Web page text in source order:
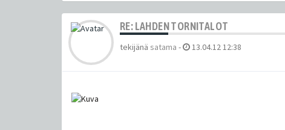
RE: LAHDEN TORNITALOT
tekijänä satama - 13.04.12 12:38